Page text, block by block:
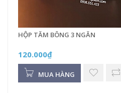
HỘP TĂM BÔNG 3 NGĂN
120.000₫
MUA HÀNG